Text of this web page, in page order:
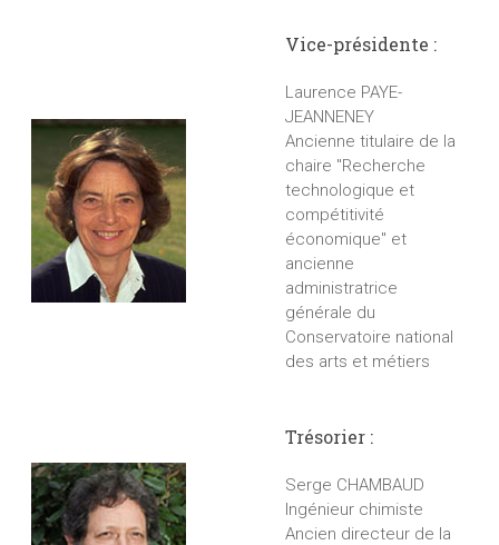
Vice-présidente :
Laurence PAYE-
JEANNENEY
Ancienne titulaire de la
chaire "Recherche
technologique et
compétitivité
économique" et
ancienne
administratrice
générale du
Conservatoire national
des arts et métiers
Trésorier :
Serge CHAMBAUD
Ingénieur chimiste
Ancien directeur de la